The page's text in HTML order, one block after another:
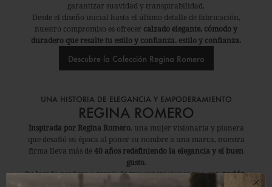
garantizar suavidad y transpirabilidad.
Desde el diseño inicial hasta el último detalle de fabricación,
nuestro compromiso es ofrecer calzado elegante, cómodo y
duradero que resalte tu estilo y confianza. estilo y confianza.
Descubre la Colección Regina Romero
UNA HISTORIA DE ELEGANCIA Y EMPODERAMIENTO
REGINA ROMERO
Inspirada por Regina Romero, una mujer visionaria y pionera
que desafió su época al poner su nombre a una marca, nuestra
firma lleva más de40 años redefiniendo la elegancia y el buen
gusto.
Su legado perdura a través de tres generaciones que, conpasión,